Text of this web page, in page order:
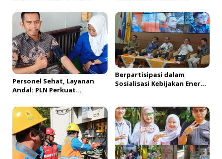
Personel Sehat, Layanan
Andal: PLN Perkuat
Produktif di Bengkulu
Berpartisipasi dalam
Sosialisasi Kebijakan Energi
Pasokan Listrik